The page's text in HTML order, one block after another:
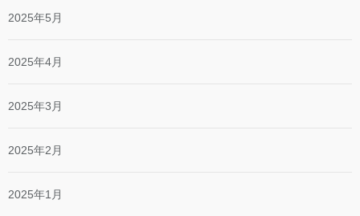
2025年5月
2025年4月
2025年3月
2025年2月
2025年1月